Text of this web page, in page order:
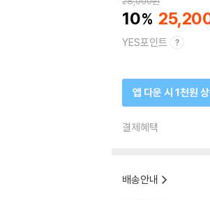
10
YES포인트
앱 다운 시 1천원
결제혜택
배송안내